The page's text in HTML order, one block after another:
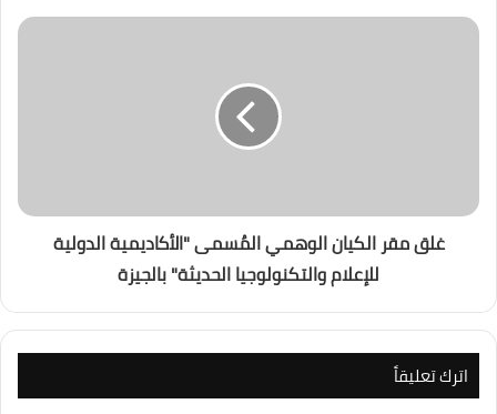
غلق مقر الكيان الوهمي المُسمى "الأكاديمية الدولية
للإعلام والتكنولوجيا الحديثة" بالجيزة
اترك تعليقاً